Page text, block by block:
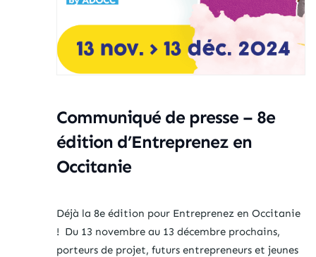
Communiqué de presse – 8e
édition d’Entreprenez en
Occitanie
Déjà la 8e édition pour Entreprenez en Occitanie
! Du 13 novembre au 13 décembre prochains,
porteurs de projet, futurs entrepreneurs et jeunes